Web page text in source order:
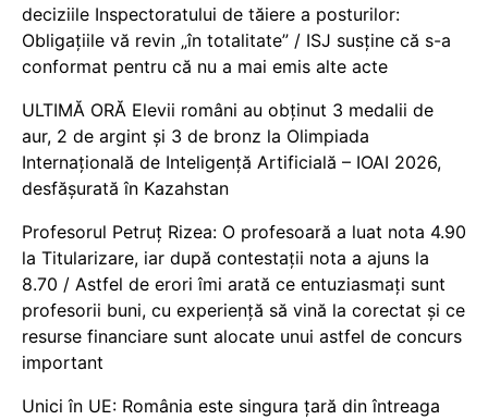
deciziile Inspectoratului de tăiere a posturilor:
Obligațiile vă revin „în totalitate” / ISJ susține că s-a
conformat pentru că nu a mai emis alte acte
ULTIMĂ ORĂ Elevii români au obținut 3 medalii de
aur, 2 de argint și 3 de bronz la Olimpiada
Internațională de Inteligență Artificială – IOAI 2026,
desfășurată în Kazahstan
Profesorul Petruț Rizea: O profesoară a luat nota 4.90
la Titularizare, iar după contestații nota a ajuns la
8.70 / Astfel de erori îmi arată ce entuziasmați sunt
profesorii buni, cu experiență să vină la corectat și ce
resurse financiare sunt alocate unui astfel de concurs
important
Unici în UE: România este singura țară din întreaga